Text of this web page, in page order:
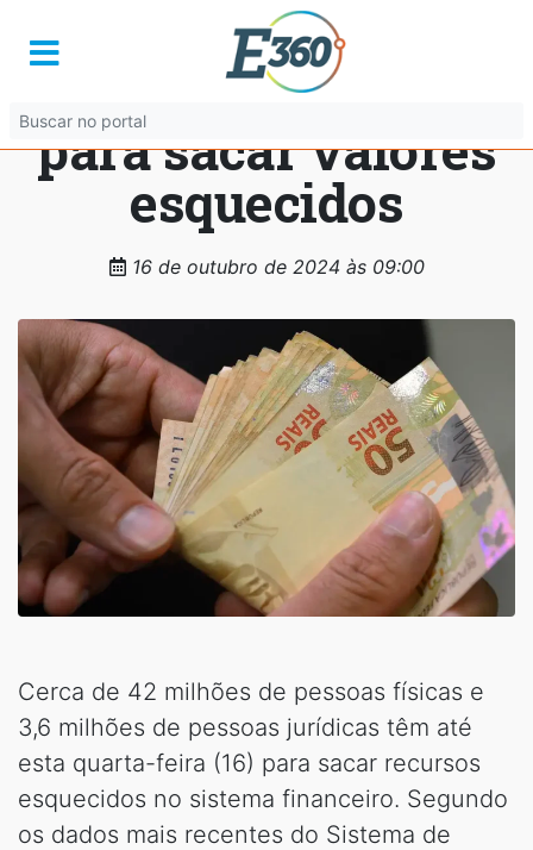
Clientes de bancos
têm até esta quarta
para sacar valores
esquecidos
16 de outubro de 2024 às 09:00
Cerca de 42 milhões de pessoas físicas e
3,6 milhões de pessoas jurídicas têm até
esta quarta-feira (16) para sacar recursos
esquecidos no sistema financeiro. Segundo
os dados mais recentes do Sistema de